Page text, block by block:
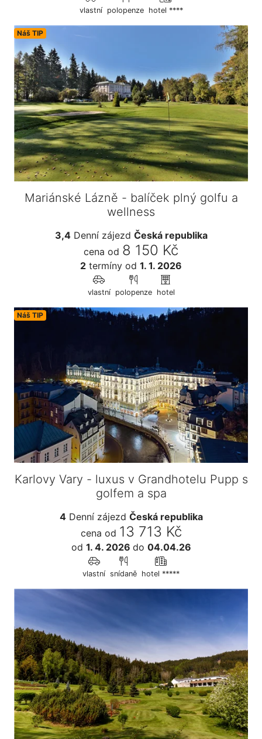
vlastní polopenze hotel ****
Náš TIP
Mariánské Lázně - balíček plný golfu a
wellness
3,4Denní zájezd Česká republika
cena od 8 150 Kč
2 termíny od 1. 1. 2026
vlastní polopenze hotel
Náš TIP
Karlovy Vary - luxus v Grandhotelu Pupp s
golfem a spa
4Denní zájezd Česká republika
cena od 13 713 Kč
od 1. 4. 2026 do 04.04.26
vlastní snídaně hotel *****